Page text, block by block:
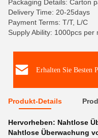
Packaging Details: Carton
Delivery Time: 20-25days
Payment Terms: T/T, L/C
Supply Ability: 1000pcs per
Erhalten Sie Besten
Produkt-Details
Hervorheben: Nahtlose
Nahtlose Überwachung